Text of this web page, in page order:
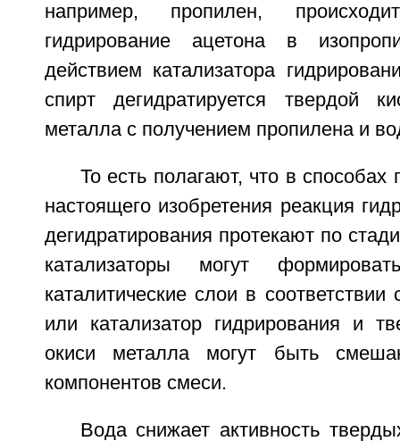
например, пропилен,
гидрирование ацетона в
действием катализатора
спирт дегидратируется твердой
металла с получением пропилена и
То есть полагают, что в
настоящего изобретения реакция
дегидратирования протекают по
катализаторы могут
каталитические слои в
или катализатор гидрирования и
окиси металла могут быть
компонентов смеси.
Вода снижает активность